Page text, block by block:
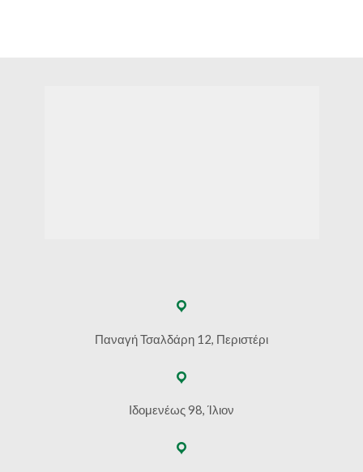
Παναγή Τσαλδάρη 12, Περιστέρι
Ιδομενέως 98, Ίλιον